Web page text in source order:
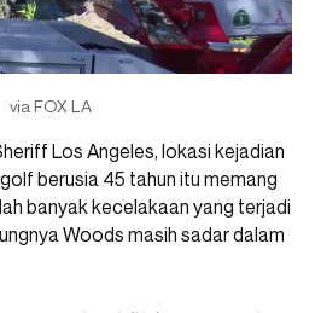
via FOX LA
Los Angeles, lokasi kejadian
berusia 45 tahun itu memang
banyak kecelakaan yang terjadi
Woods masih sadar dalam